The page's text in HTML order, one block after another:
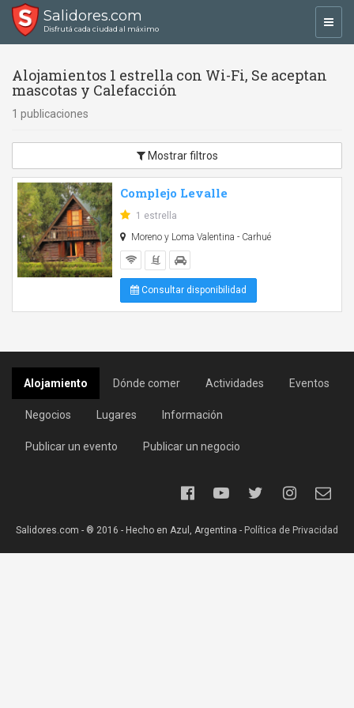
Salidores.com
Disfrutá cada ciudad al máximo
Alojamientos 1 estrella con Wi-Fi, Se aceptan
mascotas y Calefacción
1 publicaciones
Mostrar filtros
Complejo Levalle
1 estrella
Moreno y Loma Valentina - Carhué
Consultar disponibilidad
Alojamiento Dónde comer Actividades Eventos
Negocios Lugares Información
Publicar un evento Publicar un negocio
Salidores.com - ® 2016 - Hecho en Azul, Argentina - Política de Privacidad